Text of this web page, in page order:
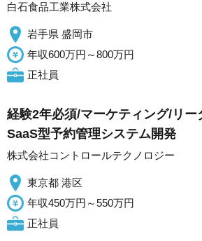
白石食品工業株式会社
岩手県 盛岡市
年収600万円～800万円
正社員
経験2年必須/マーケティング/リー
SaaS型予約管理システム開発
株式会社コントロールテクノロジー
東京都 港区
年収450万円～550万円
正社員